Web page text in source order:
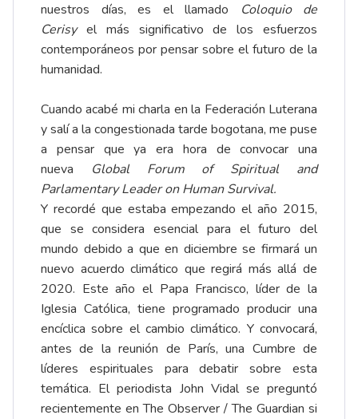
nuestros días, es el llamado
Coloquio de
Cerisyel más significativo de los esfuerzos
contemporáneos por pensar sobre el futuro de la
humanidad.
Cuando acabé mi charla en la Federación Luterana
y salí a la congestionada tarde bogotana, me puse
a pensar que ya era hora de convocar una
nueva Global Forum of Spiritual and
Parlamentary Leader on Human Survival.
Y recordé que estaba empezando el año 2015,
que se considera esencial para el futuro del
mundo debido a que en diciembre se firmará un
nuevo acuerdo climático que regirá más allá de
2020. Este año el Papa Francisco, líder de la
Iglesia Católica, tiene programado producir una
encíclica sobre el cambio climático. Y convocará,
antes de la reunión de París, una Cumbre de
líderes espirituales para debatir sobre esta
temática. El periodista John Vidal se preguntó
recientemente enThe Observer / The Guardian si